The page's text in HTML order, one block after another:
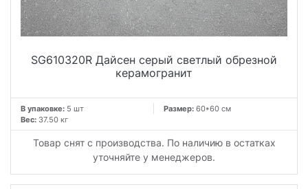
SG610320R Дайсен серый светлый обрезной
керамогранит
В упаковке: 5 шт Размер: 60*60 см
Вес: 37.50 кг
Товар снят с производства. По наличию в остатках
уточняйте у менеджеров.